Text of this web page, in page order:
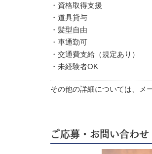
・資格取得支援
・道具貸与
・髪型自由
・車通勤可
・交通費支給（規定あり）
・未経験者OK
その他の詳細については、メ
ご応募・お問い合わせ